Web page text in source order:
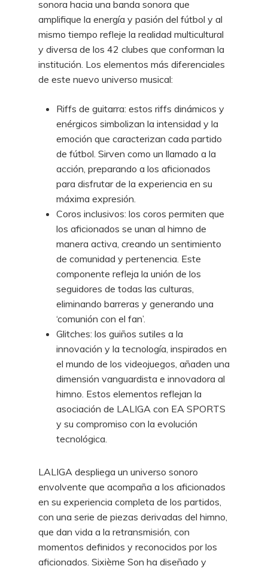
sonora hacia una banda sonora que
amplifique la energía y pasión del fútbol y al
mismo tiempo refleje la realidad multicultural
y diversa de los 42 clubes que conforman la
institución. Los elementos más diferenciales
de este nuevo universo musical:
Riffs de guitarra: estos riffs dinámicos y
enérgicos simbolizan la intensidad y la
emoción que caracterizan cada partido
de fútbol. Sirven como un llamado a la
acción, preparando a los aficionados
para disfrutar de la experiencia en su
máxima expresión.
Coros inclusivos: los coros permiten que
los aficionados se unan al himno de
manera activa, creando un sentimiento
de comunidad y pertenencia. Este
componente refleja la unión de los
seguidores de todas las culturas,
eliminando barreras y generando una
‘comunión con el fan’.
Glitches: los guiños sutiles a la
innovación y la tecnología, inspirados en
el mundo de los videojuegos, añaden una
dimensión vanguardista e innovadora al
himno. Estos elementos reflejan la
asociación de LALIGA con EA SPORTS
y su compromiso con la evolución
tecnológica.
LALIGA despliega un universo sonoro
envolvente que acompaña a los aficionados
en su experiencia completa de los partidos,
con una serie de piezas derivadas del himno,
que dan vida a la retransmisión, con
momentos definidos y reconocidos por los
aficionados. Sixième Son ha diseñado y